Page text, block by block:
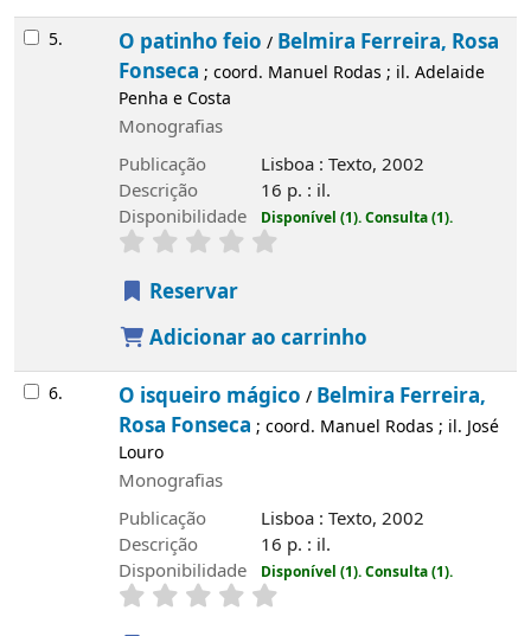
5. O patinho feio / Belmira Ferreira, Rosa
Fonseca ; coord. Manuel Rodas ; il. Adelaide
Penha e Costa
Monografias
Publicação
Lisboa : Texto, 2002
Descrição
16 p. : il.
Disponibilidade
Disponível (1).Consulta (1).
Reservar
Adicionar ao carrinho
6. O isqueiro mágico / Belmira Ferreira,
Rosa Fonseca ; coord. Manuel Rodas ; il. José
Louro
Monografias
Publicação
Lisboa : Texto, 2002
Descrição
16 p. : il.
Disponibilidade
Disponível (1).Consulta (1).